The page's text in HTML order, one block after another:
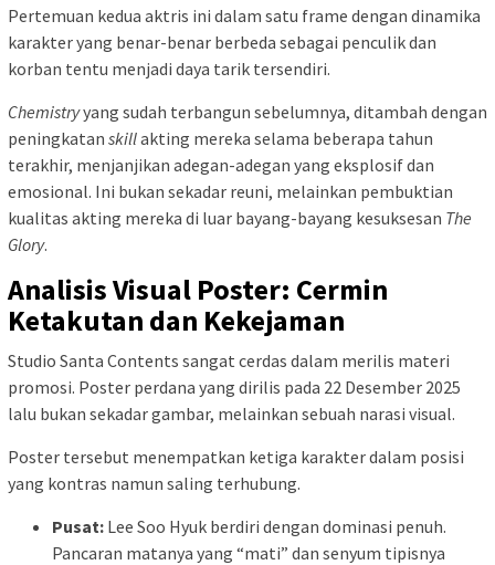
Pertemuan kedua aktris ini dalam satu frame dengan dinamika
karakter yang benar-benar berbeda sebagai penculik dan
korban tentu menjadi daya tarik tersendiri.
Chemistryyang sudah terbangun sebelumnya, ditambah dengan
peningkatan skillakting mereka selama beberapa tahun
terakhir, menjanjikan adegan-adegan yang eksplosif dan
emosional. Ini bukan sekadar reuni, melainkan pembuktian
kualitas akting mereka di luar bayang-bayang kesuksesan The
Glory.
Analisis Visual Poster: Cermin
Ketakutan dan Kekejaman
Studio Santa Contents sangat cerdas dalam merilis materi
promosi. Poster perdana yang dirilis pada 22 Desember 2025
lalu bukan sekadar gambar, melainkan sebuah narasi visual.
Poster tersebut menempatkan ketiga karakter dalam posisi
yang kontras namun saling terhubung.
Pusat: Lee Soo Hyuk berdiri dengan dominasi penuh.
Pancaran matanya yang “mati” dan senyum tipisnya